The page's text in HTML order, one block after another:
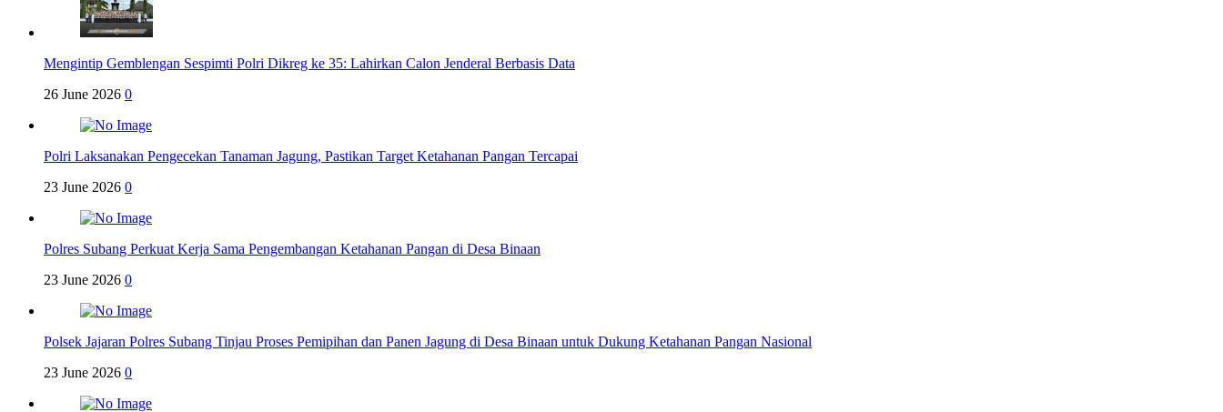
Mengintip Gemblengan Sespimti Polri Dikreg ke 35: Lahirkan Calon Jenderal Berbasis Data
26 June 2026 0
Polri Laksanakan Pengecekan Tanaman Jagung, Pastikan Target Ketahanan Pangan Tercapai
23 June 2026 0
Polres Subang Perkuat Kerja Sama Pengembangan Ketahanan Pangan di Desa Binaan
23 June 2026 0
Polsek Jajaran Polres Subang Tinjau Proses Pemipihan dan Panen Jagung di Desa Binaan untuk Dukung Ketahanan Pangan Nasional
23 June 2026 0